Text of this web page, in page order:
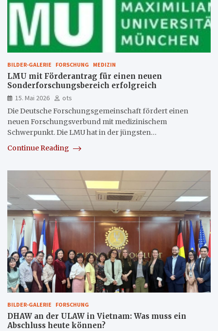
BILDER-GALERIE FORSCHUNG MEDIZIN
LMU mit Förderantrag für einen neuen
Sonderforschungsbereich erfolgreich
15. Mai 2026
ots
Die Deutsche Forschungsgemeinschaft fördert einen
neuen Forschungsverbund mit medizinischem
Schwerpunkt. Die LMU hat in der jüngsten…
Continue Reading
BILDER-GALERIE FORSCHUNG
DHAW an der ULAW in Vietnam: Was muss ein
Abschluss heute können?